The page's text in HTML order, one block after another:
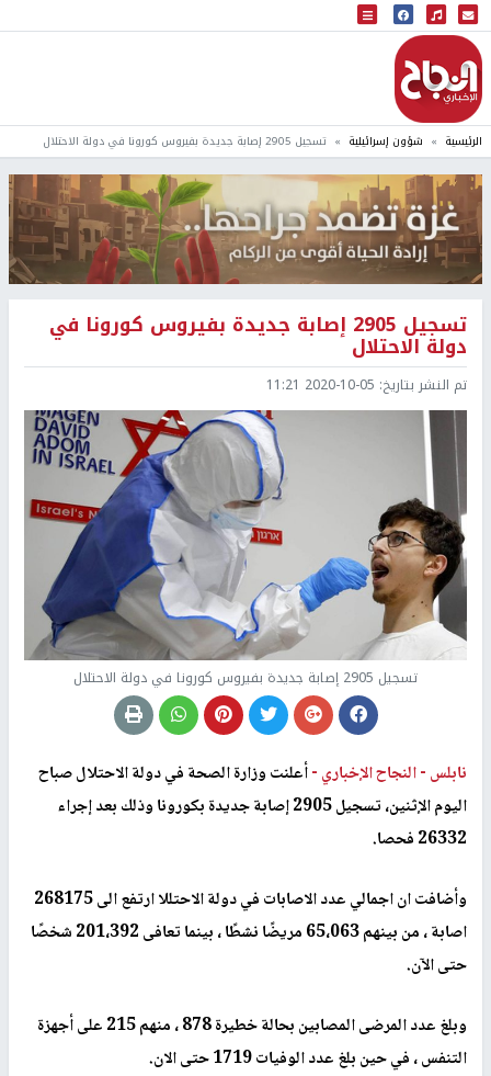
البث المباشر
إذاعة النجاح
الرئيسية شؤون إسرائيلية تسجيل 2905 إصابة جديدة بفيروس كورونا في دولة الاحتلال
تسجيل 2905 إصابة جديدة بفيروس كورونا في
دولة الاحتلال
تم النشر بتاريخ: 2020-10-05 11:21
تسجيل 2905 إصابة جديدة بفيروس كورونا في دولة الاحتلال
نابلس -النجاح الإخباري -أعلنت وزارة الصحة في دولة الاحتلال صباح
اليوم الإثنين، تسجيل 2905 إصابة جديدة بكورونا وذلك بعد إجراء
26332 فحصا.
وأضافت ان اجمالي عدد الاصابات في دولة الاحتللا ارتفع الى 268175
اصابة ، من بينهم 65،063 مريضًا نشطًا ، بينما تعافى 201،392 شخصًا
حتى الآن.
وبلغ عدد المرضى المصابين بحالة خطيرة 878 ، منهم 215 على أجهزة
التنفس ، في حين بلغ عدد الوفيات 1719 حتى الان.